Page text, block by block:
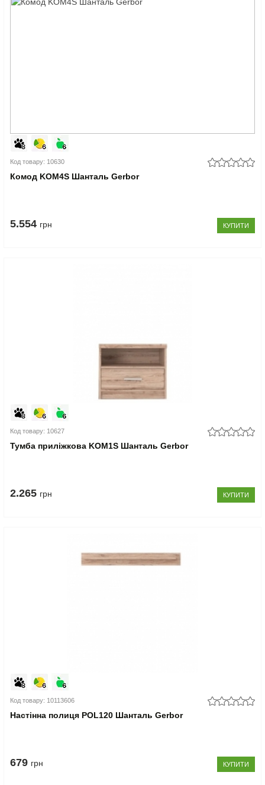
Код товару: 10630
Комод KOM4S Шанталь Gerbor
5.554 грн КУПИТИ
Код товару: 10627
Тумба приліжкова KOM1S Шанталь Gerbor
2.265 грн КУПИТИ
Код товару: 10113606
Настінна полиця POL120 Шанталь Gerbor
679 грн КУПИТИ